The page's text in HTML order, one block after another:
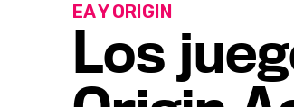
Los
EA Y ORIGIN